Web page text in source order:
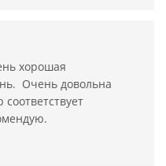
хорошая
Очень довольна